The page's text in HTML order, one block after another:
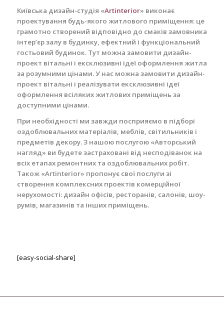
Київська дизайн-студія «Artinterior» виконає
проектування будь-якого житлового приміщення: це
грамотно створений відповідно до смаків замовника
інтер’єр залу в будинку, ефектний і функціональний
гостьовий будинок. Тут можна замовити дизайн-
проект вітальні і ексклюзивні ідеї оформлення житла
за розумними цінами. У нас можна замовити дизайн-
проект вітальні і реалізувати ексклюзивні ідеї
оформлення всіляких житлових приміщень за
доступними цінами.
При необхідності ми завжди посприяємо в підборі
оздоблювальних матеріалів, меблів, світильників і
предметів декору. З нашою послугою «Авторський
нагляд» ви будете застраховані від несподіванок на
всіх етапах ремонтних та оздоблювальних робіт.
Також «Artinterior» пропонує свої послуги зі
створення комплексних проектів комерційної
нерухомості: дизайн офісів, ресторанів, салонів, шоу-
румів, магазинів та інших приміщень.
[easy-social-share]